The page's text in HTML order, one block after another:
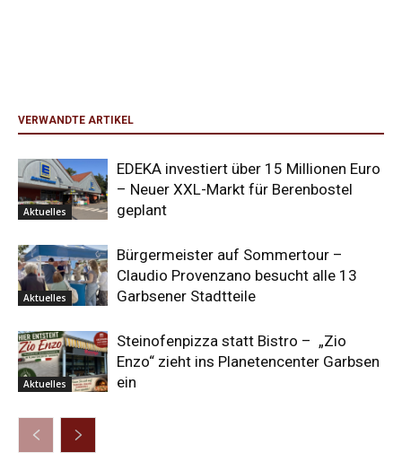
VERWANDTE ARTIKEL
Aktuelles
EDEKA investiert über 15 Millionen Euro
– Neuer XXL-Markt für Berenbostel
geplant
Aktuelles
Bürgermeister auf Sommertour –
Claudio Provenzano besucht alle 13
Garbsener Stadtteile
Aktuelles
Steinofenpizza statt Bistro – „Zio
Enzo“ zieht ins Planetencenter Garbsen
ein